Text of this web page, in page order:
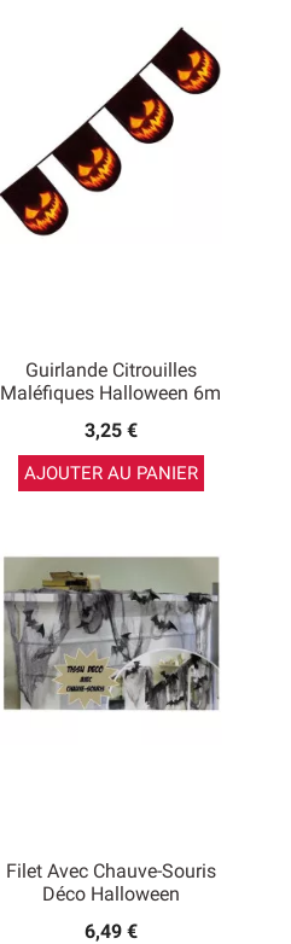
Guirlande Citrouilles
Maléfiques Halloween 6m
3,25 €
AJOUTER AU PANIER
Filet Avec Chauve-Souris
Déco Halloween
6,49 €